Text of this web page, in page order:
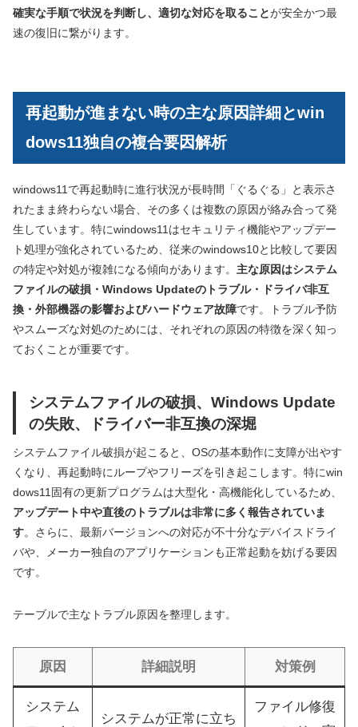
確実な手順で状況を判断し、適切な対応を取ることが安全かつ最
速の復旧に繋がります。
再起動が進まない時の主な原因詳細とwin
dows11独自の複合要因解析
windows11で再起動時に進行状況が長時間「ぐるぐる」と表示さ
れたまま終わらない場合、その多くは複数の原因が絡み合って発
生しています。特にwindows11はセキュリティ機能やアップデー
ト処理が強化されているため、従来のwindows10と比較して要因
の特定や対処が複雑になる傾向があります。 主な原因はシステム
ファイルの破損・Windows Updateのトラブル・ドライバ非互
換・外部機器の影響およびハードウェア故障です。トラブル予防
やスムーズな対処のためには、それぞれの原因の特徴を深く知っ
ておくことが重要です。
システムファイルの破損、Windows Update
の失敗、ドライバー非互換の深堀
システムファイル破損が起こると、OSの基本動作に支障が出やす
くなり、再起動時にループやフリーズを引き起こします。特にwin
dows11固有の更新プログラムは大型化・高機能化しているため、
アップデート中や直後のトラブルは非常に多く報告されていま
す。さらに、最新バージョンへの対応が不十分なデバイスドライ
バや、メーカー独自のアプリケーションも正常起動を妨げる要因
です。
テーブルで主なトラブル原因を整理します。
原因 詳細説明 対策例
システム
システムが正常に立ち
ファイル修復